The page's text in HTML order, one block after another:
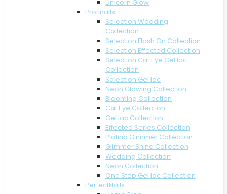
Unicorn Glow
Profinails
Selection Wedding
Collection
Selection Flash On Collection
Selection Effected Collection
Selection Cat Eye Gel lac
Collection
Selection Gel lac
Neon Glowing Collection
Blooming Collection
Cat Eye Collection
Gel lac Collection
Effected Series Collection
Platina Glimmer Collection
Glimmer Shine Collection
Wedding Collection
Neon Collection
One Step Gel lac Collection
PerfectNails